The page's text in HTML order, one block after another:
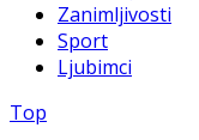
Zanimljivosti
Sport
Ljubimci
Top